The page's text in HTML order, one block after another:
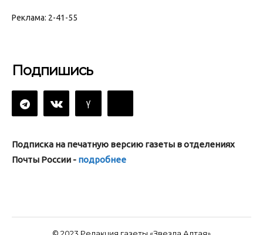
Реклама: 2-41-55
Подпишись
Подписка на печатную версию газеты в отделениях
Почты России - подробнее